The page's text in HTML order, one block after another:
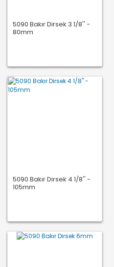
5090 Bakır Dirsek 3 1/8'' -
80mm
5090 Bakır Dirsek 4 1/8'' -
105mm